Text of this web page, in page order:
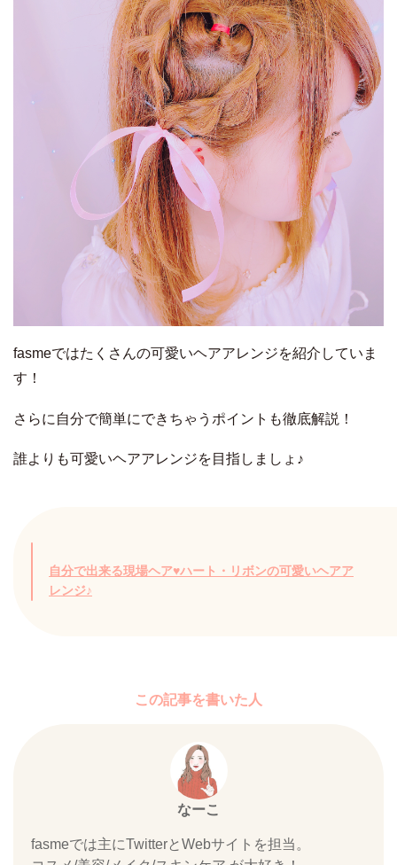
fasmeではたくさんの可愛いヘアアレンジを紹介していま
す！
さらに自分で簡単にできちゃうポイントも徹底解説！
誰よりも可愛いヘアアレンジを目指しましょ♪
自分で出来る現場ヘア♥ハート・リボンの可愛いヘアア
レンジ♪
この記事を書いた人
なーこ
fasmeでは主にTwitterとWebサイトを担当。